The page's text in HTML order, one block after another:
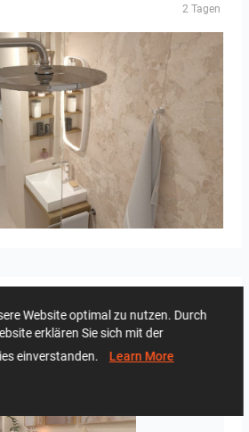
2 Tagen
2 Tagen
Website optimal zu nutzen. Durch
erklären Sie sich mit der
einverstanden. Learn More